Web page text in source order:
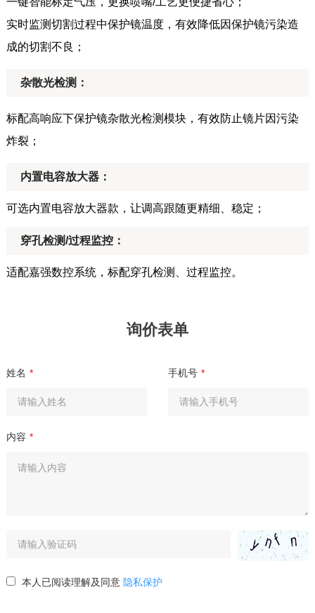
实时监测切割过程中保护镜温度，有效降低因保护镜污染造
成的切割不良；
杂散光检测：
标配高响应下保护镜杂散光检测模块，有效防止镜片因污染
炸裂；
内置电容放大器：
可选内置电容放大器款，让调高跟随更精细、稳定；
穿孔检测/过程监控：
适配嘉强数控系统，标配穿孔检测、过程监控。
询价表单
姓名 * 手机号 *
内容 *
本人已阅读理解及同意 隐私保护